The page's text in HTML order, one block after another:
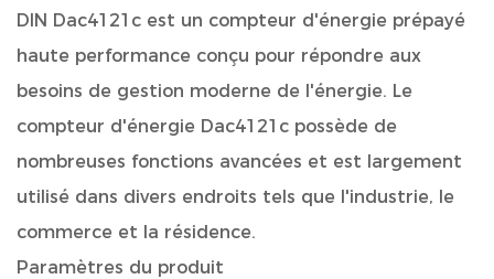
DIN Dac4121c est un compteur d'énergie prépayé
haute performance conçu pour répondre aux
besoins de gestion moderne de l'énergie. Le
compteur d'énergie Dac4121c possède de
nombreuses fonctions avancées et est largement
utilisé dans divers endroits tels que l'industrie, le
commerce et la résidence.
Paramètres du produit